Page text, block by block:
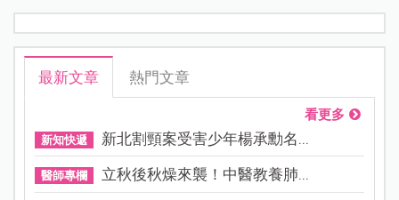
最新文章 熱門文章
看更多
新知快遞 新北割頸案受害少年楊承勳名...
醫師專欄 立秋後秋燥來襲！中醫教養肺...